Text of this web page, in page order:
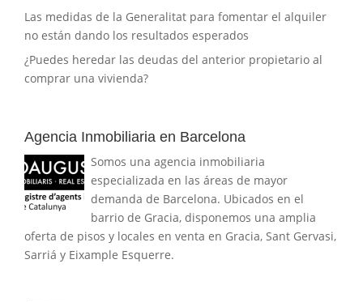
Las medidas de la Generalitat para fomentar el alquiler
no están dando los resultados esperados
¿Puedes heredar las deudas del anterior propietario al
comprar una vivienda?
Agencia Inmobiliaria en Barcelona
Somos una agencia inmobiliaria
especializada en las áreas de mayor
demanda de Barcelona. Ubicados en el
barrio de Gracia, disponemos una amplia
oferta de pisos y locales en venta en Gracia, Sant Gervasi,
Sarriá y Eixample Esquerre.